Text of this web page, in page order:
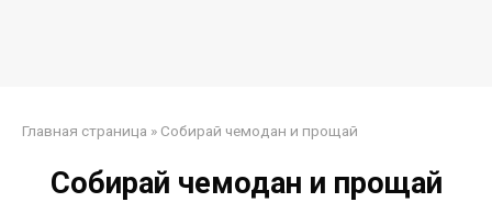
Главная страница » Собирай чемодан и прощай
Собирай чемодан и прощай